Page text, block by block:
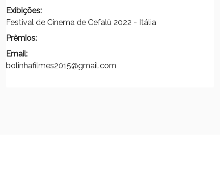
Exibições:
Festival de Cinema de Cefalù 2022 - Itália
Prêmios:
Email:
bolinhafilmes2015@gmail.com